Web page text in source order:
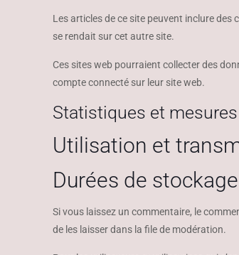
Les articles de ce site peuvent inclure
se rendait sur cet autre site.
Ces sites web pourraient collecter des
compte connecté sur leur site web.
Statistiques et mesures
Utilisation et
Durées de
Si vous laissez un commentaire, le
de les laisser dans la file de modération.